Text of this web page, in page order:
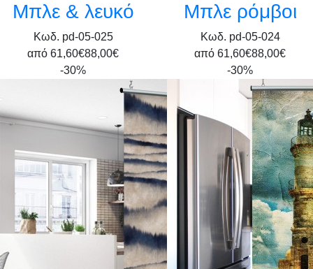
Μπλε & λευκό
Κωδ. pd-05-025
από 61,60€88,00€
Μπλε ρόμβοι
Κωδ. pd-05-024
από 61,60€88,00€
-30%
-30%